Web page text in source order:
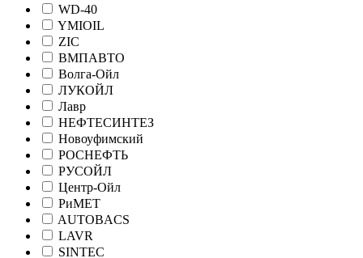
WD-40
YMIOIL
ZIC
ВМПАВТО
Волга-Ойл
ЛУКОЙЛ
Лавр
НЕФТЕСИНТЕЗ
Новоуфимский
РОСНЕФТЬ
РУСОЙЛ
Центр-Ойл
РиМЕТ
AUTOBACS
LAVR
SINTEC